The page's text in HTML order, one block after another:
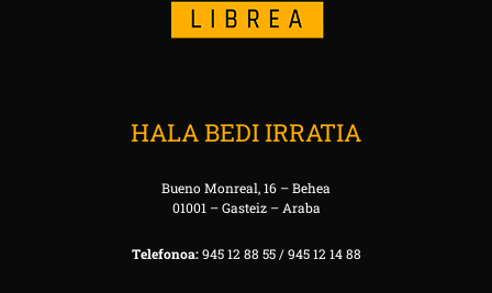
HALA BEDI IRRATIA
Bueno Monreal, 16 – Behea
01001 – Gasteiz – Araba
Telefonoa:945 12 88 55 / 945 12 14 88